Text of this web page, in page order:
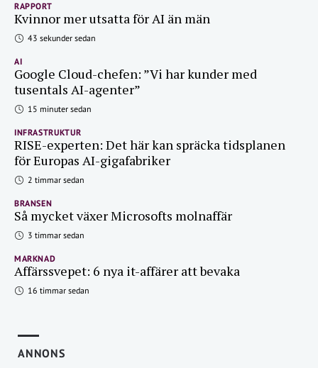
RAPPORT
Kvinnor mer utsatta för AI än män
43 sekunder sedan
AI
Google Cloud-chefen: ”Vi har kunder med
tusentals AI-agenter”
15 minuter sedan
INFRASTRUKTUR
RISE-experten: Det här kan spräcka tidsplanen
för Europas AI-gigafabriker
2 timmar sedan
BRANSEN
Så mycket växer Microsofts molnaffär
3 timmar sedan
MARKNAD
Affärssvepet: 6 nya it-affärer att bevaka
16 timmar sedan
ANNONS